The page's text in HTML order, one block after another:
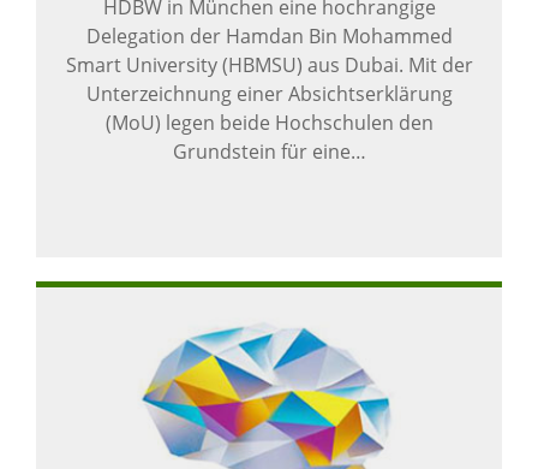
HDBW in München eine hochrangige
Delegation der Hamdan Bin Mohammed
Smart University (HBMSU) aus Dubai. Mit der
Unterzeichnung einer Absichtserklärung
(MoU) legen beide Hochschulen den
Grundstein für eine…